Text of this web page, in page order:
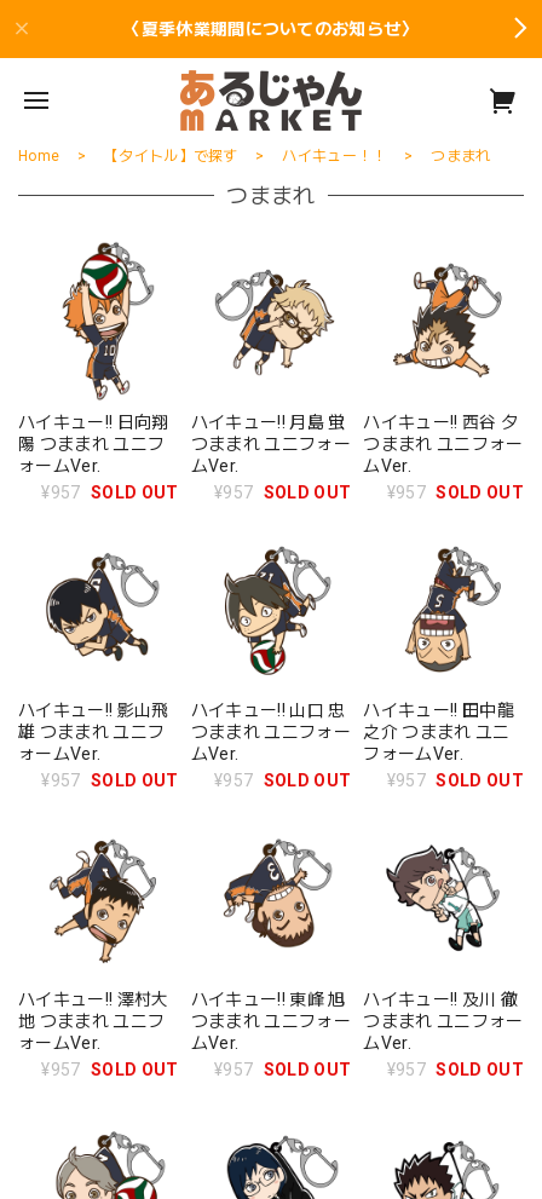
〈夏季休業期間についてのお知らせ〉
Home 【タイトル】で探す ハイキュー！！ つままれ
つままれ
ハイキュー!! 日向翔
陽 つままれ ユニフ
ォームVer.
¥957 SOLD OUT
ハイキュー!! 月島 蛍
つままれ ユニフォー
ムVer.
¥957 SOLD OUT
ハイキュー!! 西谷 夕
つままれ ユニフォー
ムVer.
¥957 SOLD OUT
ハイキュー!! 影山飛
雄 つままれ ユニフ
ォームVer.
¥957 SOLD OUT
ハイキュー!! 山口 忠
つままれ ユニフォー
ムVer.
¥957 SOLD OUT
ハイキュー!! 田中龍
之介 つままれ ユニ
フォームVer.
¥957 SOLD OUT
ハイキュー!! 澤村大
地 つままれ ユニフ
ォームVer.
¥957 SOLD OUT
ハイキュー!! 東峰 旭
つままれ ユニフォー
ムVer.
¥957 SOLD OUT
ハイキュー!! 及川 徹
つままれ ユニフォー
ムVer.
¥957 SOLD OUT